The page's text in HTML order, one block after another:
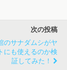
次の投稿
のサナダムシがヤ
にも使えるのか検
証してみた！